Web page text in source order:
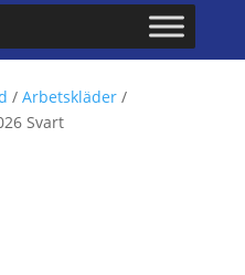
/ Arbetskläder/
Svart